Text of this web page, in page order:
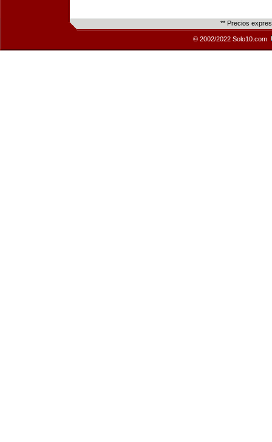
** Precios
© 2002/2022 Solo10.com